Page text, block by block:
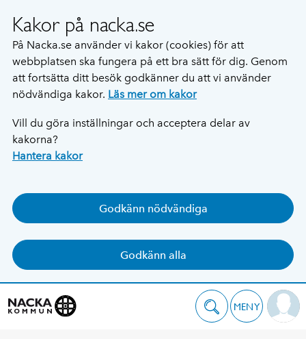
Kakor på nacka.se
På Nacka.se använder vi kakor (cookies) för att
webbplatsen ska fungera på ett bra sätt för dig. Genom
att fortsätta ditt besök godkänner du att vi använder
nödvändiga kakor. Läs mer om kakor
Vill du göra inställningar och acceptera delar av
kakorna?
Hantera kakor
Godkänn nödvändiga
Godkänn alla
MENY